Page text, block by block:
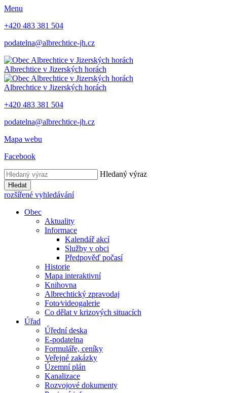
Menu
+420 483 381 504
podatelna@albrechtice-jh.cz
Albrechtice v Jizerských horách
Albrechtice v Jizerských horách
+420 483 381 504
podatelna@albrechtice-jh.cz
Mapa webu
Facebook
Hledaný výraz
Hledat
rozšířené vyhledávání
Obec
Aktuality
Informace
Kalendář akcí
Služby v obci
Předpověď počasí
Historie
Mapa interaktivní
Knihovna
Albrechtický zpravodaj
Foto⁄videogalerie
Co dělat v krizových situacích
Úřad
Úřední deska
E-podatelna
Formuláře, ceníky
Veřejné zakázky
Územní plán
Kanalizace
Rozvojové dokumenty